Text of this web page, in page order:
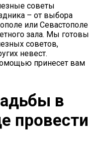
советы
– от выбора
или Севастополе
зала. Мы готовы
советов,
невест.
принесет вам
в
провести